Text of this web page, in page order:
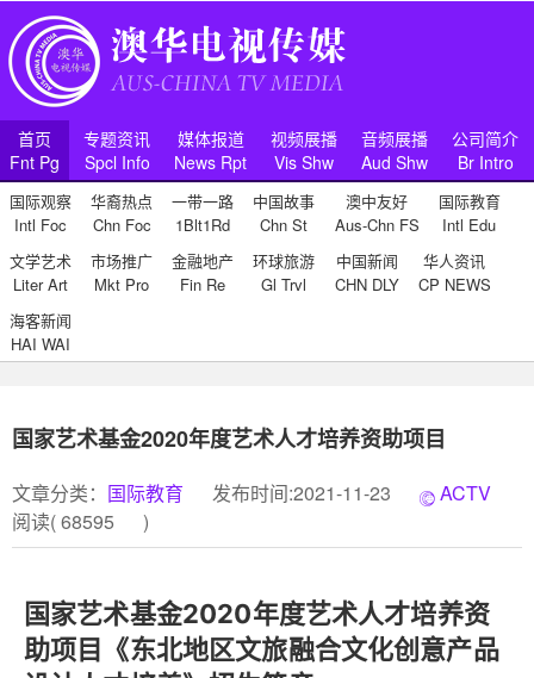
首页
Fnt Pg
专题资讯
Spcl Info
媒体报道
News Rpt
视频展播
Vis Shw
音频展播
Aud Shw
公司简介
Br Intro
国际观察
Intl Foc
华裔热点
Chn Foc
一带一路
1Blt1Rd
中国故事
Chn St
澳中友好
Aus-Chn FS
国际教育
Intl Edu
文学艺术
Liter Art
市场推广
Mkt Pro
金融地产
Fin Re
环球旅游
Gl Trvl
中国新闻
CHN DLY
华人资讯
CP NEWS
海客新闻
HAI WAI
国家艺术基金2020年度艺术人才培养资助项目
文章分类： 国际教育 发布时间:2021-11-23
ACTV
阅读(68595 )
国家艺术基金2020年度艺术人才培养资
助项目《东北地区文旅融合文化创意产品